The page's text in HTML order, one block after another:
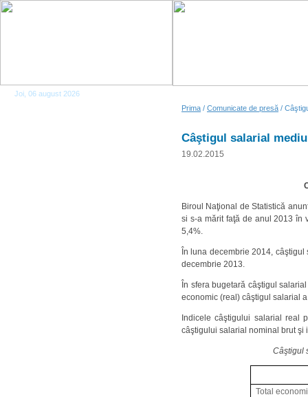
Joi, 06 august 2026
Prima / Comunicate de presă /
Câştigul salarial
19.02.2015
Biroul Naţional de Statistică
si s-a mărit faţă de anul 2013 în
5,4%.
În luna decembrie 2014,
decembrie 2013.
În sfera bugetară câştigul
economic (real) câştigul salarial
Indicele câştigului salarial real
câştigului salarial nominal brut şi
Câştigul
Total